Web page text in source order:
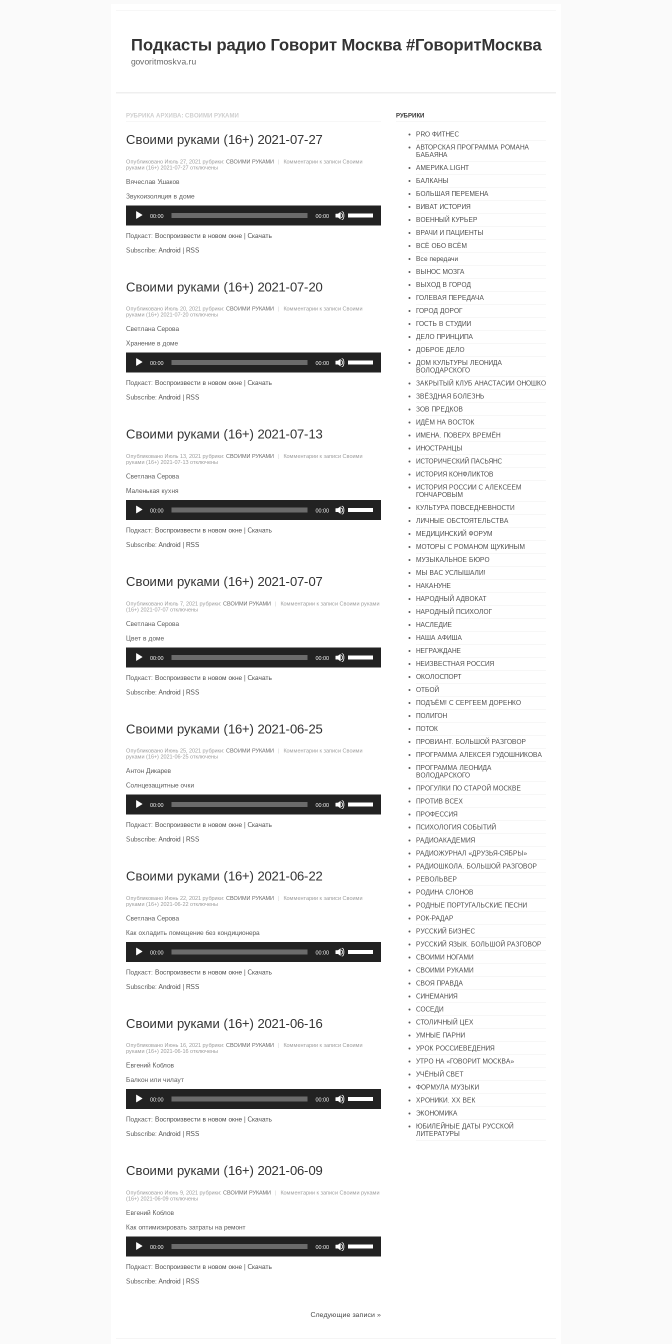
Подкасты радио Говорит Москва #ГоворитМосква
govoritmoskva.ru
РУБРИКА АРХИВА: СВОИМИ РУКАМИ
Своими руками (16+) 2021-07-27
Опубликовано Июль 27, 2021 рубрики: СВОИМИ РУКАМИ | Комментарии к записи Своими
руками (16+) 2021-07-27 отключены
Вячеслав Ушаков
Звукоизоляция в доме
00:00 00:00
клавиши
Подкаст: Воспроизвести в новом окне
Скачать
Subscribe: Android RSS
Своими руками (16+) 2021-07-20
Опубликовано Июль 20, 2021 рубрики: СВОИМИ РУКАМИ Комментарии к записи Своими
руками (16+) 2021-07-20 отключены
Светлана Серова
Хранение в доме
00:00 00:00
клавиши
вверх/
Подкаст: Воспроизвести в новом окне
Скачать
Subscribe: Android RSS
Своими руками (16+) 2021-07-13
Опубликовано Июль 13, 2021 рубрики: СВОИМИ РУКАМИ | Комментарии к записи Своими
руками (16+) 2021-07-13 отключены
Светлана Серова
Маленькая кухня
00:00 00:00
клавиши
вверх/
Подкаст: Воспроизвести в новом окне
Скачать
Subscribe: Android RSS
Своими руками (16+) 2021-07-07
Опубликовано Июль 7, 2021 рубрики: СВОИМИ РУКАМИ | Комментарии к записи Своими руками
(16+) 2021-07-07 отключены
Светлана Серова
Цвет в доме
00:00 00:00
клавиши
Подкаст: Воспроизвести в новом окне | Скачать
Subscribe: Android | RSS
Своими руками (16+) 2021-06-25
Опубликовано Июнь 25, 2021 рубрики: СВОИМИ РУКАМИ | Комментарии к записи Своими
руками (16+) 2021-06-25 отключены
Антон Дикарев
Солнцезащитные очки
00:00 00:00
клавиши
вверх/
Подкаст: Воспроизвести в новом окне
Скачать
Subscribe: Android RSS
Своими руками (16+) 2021-06-22
Опубликовано Июнь 22, 2021 рубрики: СВОИМИ РУКАМИ | Комментарии к записи Своими
руками (16+) 2021-06-22 отключены
Светлана Серова
Как охладить помещение без кондиционера
00:00 00:00
клавиши
Подкаст: Воспроизвести в новом окне | Скачать
Subscribe: Android | RSS
Своими руками (16+) 2021-06-16
Опубликовано Июнь 16, 2021 рубрики: СВОИМИ РУКАМИ Комментарии к записи Своими
руками (16+) 2021-06-16 отключены
Евгений Коблов
Балкон или чилаут
00:00 00:00
клавиши
вверх/
Подкаст: Воспроизвести в новом окне
Скачать
Subscribe: Android RSS
Своими руками (16+) 2021-06-09
Опубликовано Июнь 9, 2021 рубрики: СВОИМИ РУКАМИ | Комментарии к записи Своими руками
(16+) 2021-06-09 отключены
Евгений Коблов
Как оптимизировать затраты на ремонт
00:00 00:00
клавиши
Подкаст: Воспроизвести в новом окне
Скачать
Subscribe: Android RSS
Следующие записи »
РУБРИКИ
PRO ФИТНЕС
АВТОРСКАЯ ПРОГРАММА РОМАНА
БАБАЯНА
АМЕРИКА.LIGHT
БАЛКАНЫ
БОЛЬШАЯ ПЕРЕМЕНА
ВИВАТ ИСТОРИЯ
ВОЕННЫЙ КУРЬЕР
ВРАЧИ И ПАЦИЕНТЫ
ВСЁ ОБО ВСЁМ
Все передачи
ВЫНОС МОЗГА
ВЫХОД В ГОРОД
ГОЛЕВАЯ ПЕРЕДАЧА
ГОРОД ДОРОГ
ГОСТЬ В СТУДИИ
ДЕЛО ПРИНЦИПА
ДОБРОЕ ДЕЛО
ДОМ КУЛЬТУРЫ ЛЕОНИДА
ВОЛОДАРСКОГО
ЗАКРЫТЫЙ КЛУБ АНАСТАСИИ ОНОШКО
ЗВЁЗДНАЯ БОЛЕЗНЬ
ЗОВ ПРЕДКОВ
ИДЁМ НА ВОСТОК
ИМЕНА. ПОВЕРХ ВРЕМЁН
ИНОСТРАНЦЫ
ИСТОРИЧЕСКИЙ ПАСЬЯНС
ИСТОРИЯ КОНФЛИКТОВ
ИСТОРИЯ РОССИИ С АЛЕКСЕЕМ
ГОНЧАРОВЫМ
КУЛЬТУРА ПОВСЕДНЕВНОСТИ
ЛИЧНЫЕ ОБСТОЯТЕЛЬСТВА
МЕДИЦИНСКИЙ ФОРУМ
МОТОРЫ С РОМАНОМ ЩУКИНЫМ
МУЗЫКАЛЬНОЕ БЮРО
МЫ ВАС УСЛЫШАЛИ!
НАКАНУНЕ
НАРОДНЫЙ АДВОКАТ
НАРОДНЫЙ ПСИХОЛОГ
НАСЛЕДИЕ
НАША АФИША
НЕГРАЖДАНЕ
НЕИЗВЕСТНАЯ РОССИЯ
ОКОЛОСПОРТ
ОТБОЙ
ПОДЪЁМ! С СЕРГЕЕМ ДОРЕНКО
ПОЛИГОН
ПОТОК
ПРОВИАНТ. БОЛЬШОЙ РАЗГОВОР
ПРОГРАММА АЛЕКСЕЯ ГУДОШНИКОВА
ПРОГРАММА ЛЕОНИДА
ВОЛОДАРСКОГО
ПРОГУЛКИ ПО СТАРОЙ МОСКВЕ
ПРОТИВ ВСЕХ
ПРОФЕССИЯ
ПСИХОЛОГИЯ СОБЫТИЙ
РАДИОАКАДЕМИЯ
РАДИОЖУРНАЛ «ДРУЗЬЯ-СЯБРЫ»
РАДИОШКОЛА. БОЛЬШОЙ РАЗГОВОР
РЕВОЛЬВЕР
РОДИНА СЛОНОВ
РОДНЫЕ ПОРТУГАЛЬСКИЕ ПЕСНИ
РОК-РАДАР
РУССКИЙ БИЗНЕС
РУССКИЙ ЯЗЫК. БОЛЬШОЙ РАЗГОВОР
СВОИМИ НОГАМИ
СВОИМИ РУКАМИ
СВОЯ ПРАВДА
СИНЕМАНИЯ
СОСЕДИ
СТОЛИЧНЫЙ ЦЕХ
УМНЫЕ ПАРНИ
УРОК РОССИЕВЕДЕНИЯ
УТРО НА «ГОВОРИТ МОСКВА»
УЧЁНЫЙ СВЕТ
ФОРМУЛА МУЗЫКИ
ХРОНИКИ. ХХ ВЕК
ЭКОНОМИКА
ЮБИЛЕЙНЫЕ ДАТЫ РУССКОЙ
ЛИТЕРАТУРЫ